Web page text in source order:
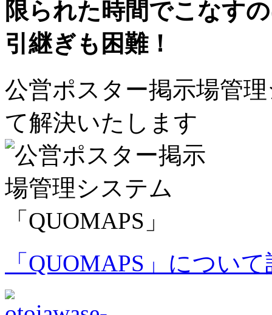
限られた時間でこなす
引継ぎも困難！
公営ポスター掲示場管
て解決いたします
「QUOMAPS」につい